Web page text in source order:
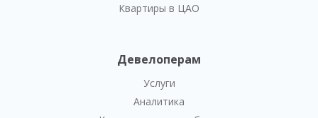
Квартиры в ЦАО
Девелоперам
Услуги
Аналитика